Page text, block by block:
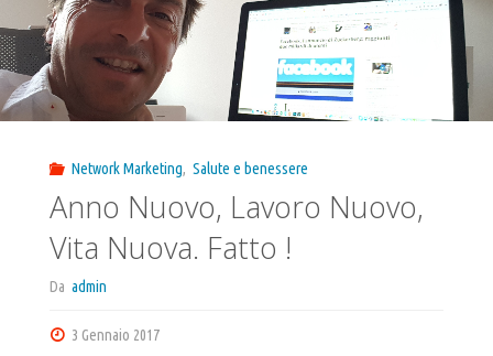
Network Marketing, Salute e benessere
Anno Nuovo, Lavoro Nuovo,
Vita Nuova. Fatto !
Da admin
3 Gennaio 2017